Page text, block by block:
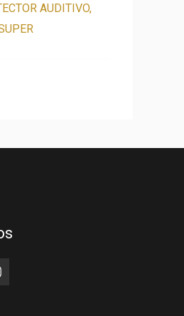
AUDITIVO,